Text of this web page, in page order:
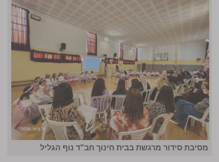
מסיבת סידור מרגשת בבית חינוך חב"ד נוף הגליל